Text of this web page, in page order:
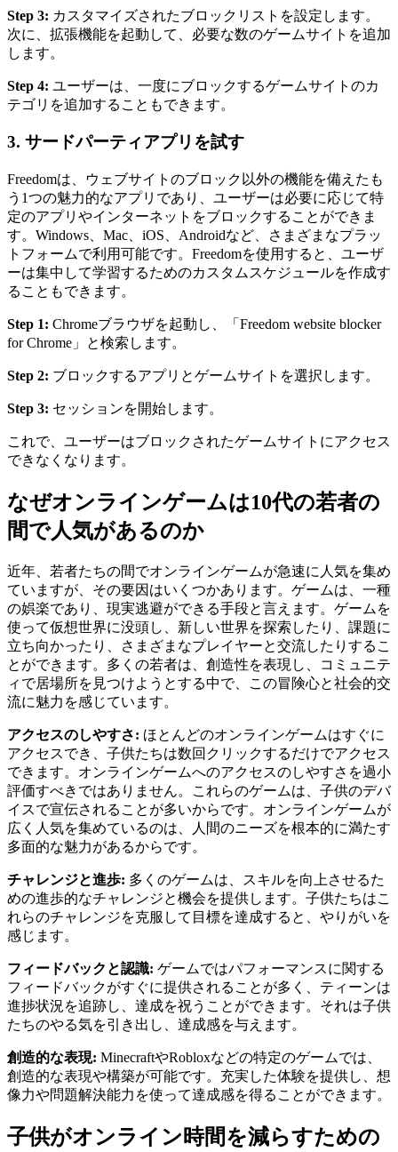
Step 3: カスタマイズされたブロックリストを設定します。
次に、拡張機能を起動して、必要な数のゲームサイトを追加
します。
Step 4: ユーザーは、一度にブロックするゲームサイトのカ
テゴリを追加することもできます。
3. サードパーティアプリを試す
Freedomは、ウェブサイトのブロック以外の機能を備えたも
う1つの魅力的なアプリであり、ユーザーは必要に応じて特
定のアプリやインターネットをブロックすることができま
す。Windows、Mac、iOS、Androidなど、さまざまなプラッ
トフォームで利用可能です。Freedomを使用すると、ユーザ
ーは集中して学習するためのカスタムスケジュールを作成す
ることもできます。
Step 1: Chromeブラウザを起動し、「Freedom website blocker
for Chrome」と検索します。
Step 2: ブロックするアプリとゲームサイトを選択します。
Step 3: セッションを開始します。
これで、ユーザーはブロックされたゲームサイトにアクセス
できなくなります。
なぜオンラインゲームは10代の若者の
間で人気があるのか​
近年、若者たちの間でオンラインゲームが急速に人気を集め
ていますが、その要因はいくつかあります。ゲームは、一種
の娯楽であり、現実逃避ができる手段と言えます。ゲームを
使って仮想世界に没頭し、新しい世界を探索したり、課題に
立ち向かったり、さまざまなプレイヤーと交流したりするこ
とができます。多くの若者は、創造性を表現し、コミュニテ
ィで居場所を見つけようとする中で、この冒険心と社会的交
流に魅力を感じています。
アクセスのしやすさ: ほとんどのオンラインゲームはすぐに
アクセスでき、子供たちは数回クリックするだけでアクセス
できます。オンラインゲームへのアクセスのしやすさを過小
評価すべきではありません。これらのゲームは、子供のデバ
イスで宣伝されることが多いからです。オンラインゲームが
広く人気を集めているのは、人間のニーズを根本的に満たす
多面的な魅力があるからです。
チャレンジと進歩: 多くのゲームは、スキルを向上させるた
めの進歩的なチャレンジと機会を提供します。子供たちはこ
れらのチャレンジを克服して目標を達成すると、やりがいを
感じます。
フィードバックと認識: ゲームではパフォーマンスに関する
フィードバックがすぐに提供されることが多く、ティーンは
進捗状況を追跡し、達成を祝うことができます。それは子供
たちのやる気を引き出し、達成感を与えます。
創造的な表現: MinecraftやRobloxなどの特定のゲームでは、
創造的な表現や構築が可能です。充実した体験を提供し、想
像力や問題解決能力を使って達成感を得ることができます。
子供がオンライン時間を減らすための